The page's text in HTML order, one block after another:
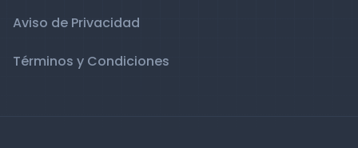
Aviso de Privacidad
Términos y Condiciones